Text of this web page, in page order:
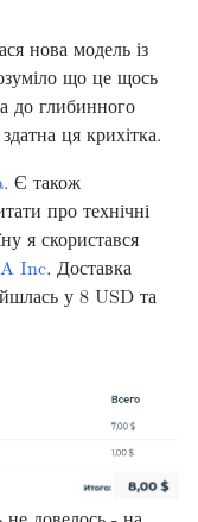
нова модель із
що це щось
до глибинного
ця крихітка.
. Є також
про технічні
я скористався
Inc. Доставка
у 8 USD та